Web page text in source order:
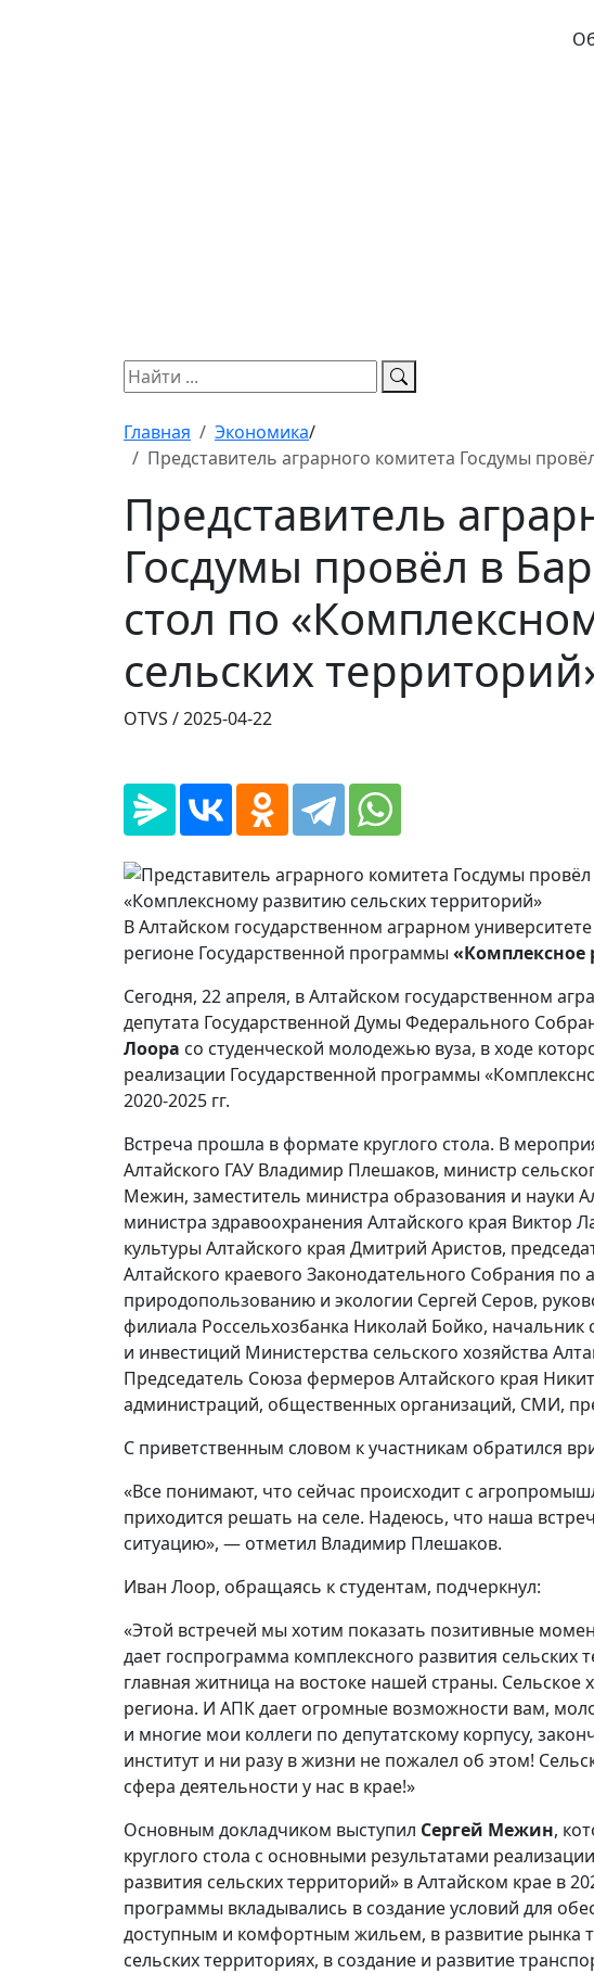
Главная Экономика/
Представитель аграрного комитета Госдумы
Представитель
Госдумы провёл в
стол по
сельских
OTVS /2025-04-22
В Алтайском государственном аграрном
регионе Государственной программы «Комплексное
Сегодня, 22 апреля, в Алтайском государственном
депутата Государственной Думы Федерального
Лоора со студенческой молодежью вуза, в ходе
реализации Государственной программы
2020-2025 гг.
Встреча прошла в формате круглого стола. В
Алтайского ГАУ Владимир Плешаков, министр
Межин, заместитель министра образования и науки
министра здравоохранения Алтайского края Виктор
культуры Алтайского края Дмитрий Аристов,
Алтайского краевого Законодательного Собрания по
природопользованию и экологии Сергей Серов,
филиала Россельхозбанка Николай Бойко, начальник
и инвестиций Министерства сельского хозяйства
Председатель Союза фермеров Алтайского края
администраций, общественных организаций, СМИ,
С приветственным словом к участникам обратился
«Все понимают, что сейчас происходит с
приходится решать на селе. Надеюсь, что наша
ситуацию», — отметил Владимир Плешаков.
Иван Лоор, обращаясь к студентам, подчеркнул:
«Этой встречей мы хотим показать позитивные
дает госпрограмма комплексного развития сельских
главная житница на востоке нашей страны. Сельское
региона. И АПК дает огромные возможности вам,
и многие мои коллеги по депутатскому корпусу,
институт и ни разу в жизни не пожалел об этом!
сфера деятельности у нас в крае!»
Основным докладчиком выступил Сергей Межин,
круглого стола с основными результатами
развития сельских территорий» в Алтайском крае в
программы вкладывались в создание условий для
доступным и комфортным жильем, в развитие рынка
сельских территориях, в создание и развитие